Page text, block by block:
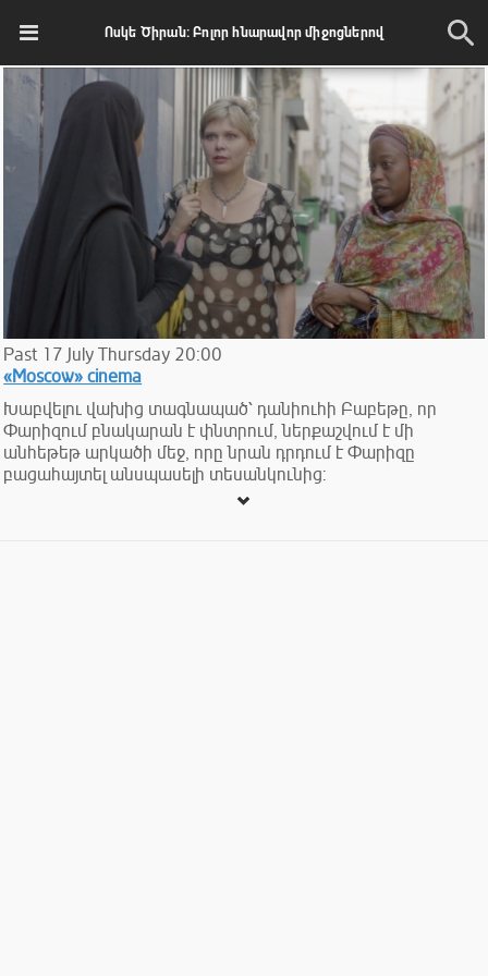
Ոսկե Ծիրան: Բոլոր հնարավոր միջոցներով
Past 17 July Thursday 20:00
«Moscow» cinema
Խաբվելու վախից տագնապած՝ դանիուհի Բաբեթը, որ
Փարիզում բնակարան է փնտրում, ներքաշվում է մի
անհեթեթ արկածի մեջ, որը նրան դրդում է Փարիզը
բացահայտել անսպասելի տեսանկունից: